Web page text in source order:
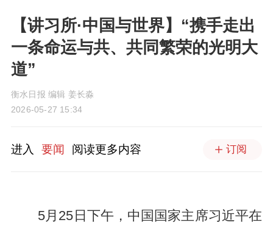
【讲习所·中国与世界】“携手走出
一条命运与共、共同繁荣的光明大
道”
衡水日报 编辑 姜长淼
2026-05-27 15:34
进入 要闻 阅读更多内容 订阅
5月25日下午，中国国家主席习近平在